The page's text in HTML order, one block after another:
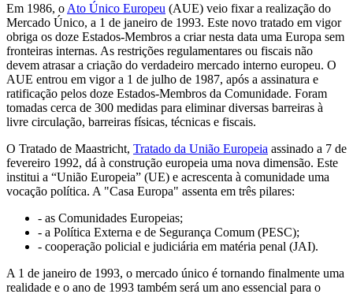
Em 1986, o Ato Único Europeu (AUE) veio fixar a realização do
Mercado Único, a 1 de janeiro de 1993. Este novo tratado em vigor
obriga os doze Estados-Membros a criar nesta data uma Europa sem
fronteiras internas. As restrições regulamentares ou fiscais não
devem atrasar a criação do verdadeiro mercado interno europeu. O
AUE entrou em vigor a 1 de julho de 1987, após a assinatura e
ratificação pelos doze Estados-Membros da Comunidade. Foram
tomadas cerca de 300 medidas para eliminar diversas barreiras à
livre circulação, barreiras físicas, técnicas e fiscais.
O Tratado de Maastricht, Tratado da União Europeia assinado a 7 de
fevereiro 1992, dá à construção europeia uma nova dimensão. Este
institui a “União Europeia” (UE) e acrescenta à comunidade uma
vocação política. A "Casa Europa" assenta em três pilares:
- as Comunidades Europeias;
- a Política Externa e de Segurança Comum (PESC);
- cooperação policial e judiciária em matéria penal (JAI).
A 1 de janeiro de 1993, o mercado único é tornando finalmente uma
realidade e o ano de 1993 também será um ano essencial para o